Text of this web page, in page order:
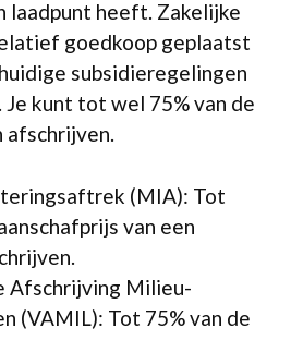
laadpunt heeft. Zakelijke
goedkoop geplaatst
subsidieregelingen
kunt tot wel 75% van de
(MIA): Tot
van een
Afschrijving Milieu-
(VAMIL): Tot 75% van de